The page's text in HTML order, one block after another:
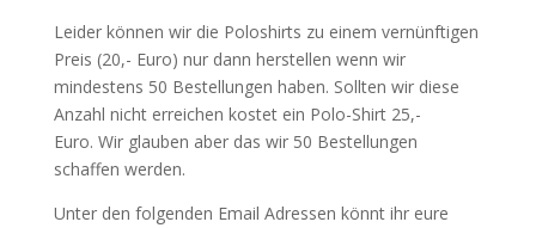
Leider können wir die Poloshirts zu einem vernünftigen
Preis (20,- Euro) nur dann herstellen wenn wir
mindestens 50 Bestellungen haben. Sollten wir diese
Anzahl nicht erreichen kostet ein Polo-Shirt 25,-
Euro. Wir glauben aber das wir 50 Bestellungen
schaffen werden.
Unter den folgenden Email Adressen könnt ihr eure